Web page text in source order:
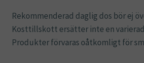
Rekommenderad daglig dos bör ej
Kosttillskott ersätter inte en
Produkter förvaras oåtkomligt för